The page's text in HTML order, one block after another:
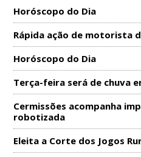
Horóscopo do Dia
Rápida ação de motorista
Horóscopo do Dia
Terça-feira será de chuva
Cermissões acompanha
robotizada
Eleita a Corte dos Jogos